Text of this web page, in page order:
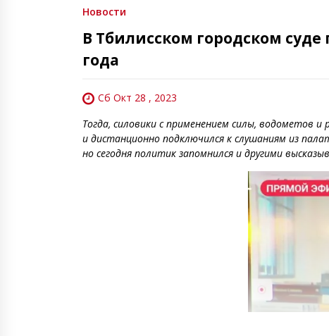
Новости
В Тбилисском городском
года
Сб Окт 28 , 2023
Тогда, силовики с применением силы, водометов
и дистанционно подключился к слушаниям из
но сегодня политик запомнился и другими